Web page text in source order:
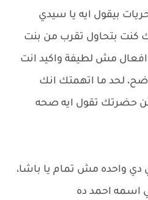
بيقول ايه يا سيدي
كنت بتحاول تقرب من بنت
مش لطيفة واكيد انت
لحد ما اتهمتك انك
حضرتك تقول ايه صحه
واحده مش تمام يا باشا،
اسمه احمد ده